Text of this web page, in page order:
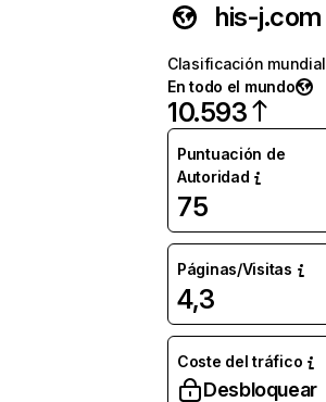
his-j.com
Clasificación mundial
En todo el mundo
10.593
Puntuación de
Autoridad
75
Páginas/Visitas
4,3
Coste del tráfico
Desbloquear